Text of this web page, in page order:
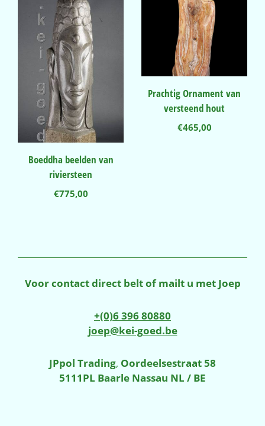
Boeddha beelden van
riviersteen
€775,00
Prachtig Ornament van
versteend hout
€465,00
Voor contact direct belt of mailt u met Joep
+(0)6 396 80880
joep@kei-goed.be
JPpol Trading, Oordeelsestraat 58
5111PL Baarle Nassau NL / BE